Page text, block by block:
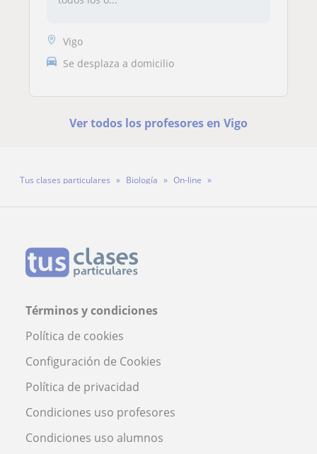
Vigo
Se desplaza a domicilio
Ver todos los profesores en Vigo
Tus clases particulares Biología
On-line
Términos y condiciones
Política de cookies
Configuración de Cookies
Política de privacidad
Condiciones uso profesores
Condiciones uso alumnos